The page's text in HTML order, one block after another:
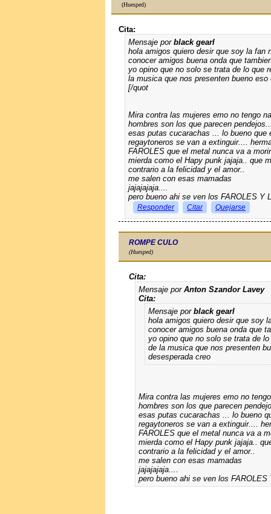
(Huesped)
Cita:
Mensaje por black gearl
hola amigos quiero desir que soy la fan
conocer amigos buena onda que
yo opino que no solo se trata de lo que
la musica que nos presenten bueno
[/quot
Mira contra las mujeres emo no tengo
hombres son los que parecen
esas putas cucarachas ... lo bueno
regaytoneros se van a extinguir....
FAROLES que el metal nunca va a
mierda como el Hapy punk jajaja.. que
contrario a la felicidad y el amor..
me salen con esas mamadas
jajajajaja....
pero bueno ahi se ven los FAROLES Y
Responder Citar Quejarse
ROMPE CULO
(Huesped)
Cita:
Mensaje por Anton Szandor Lavey
Cita:
Mensaje por black gearl
hola amigos quiero desir que soy
conocer amigos buena onda que
yo opino que no solo se trata de
de la musica que nos presenten
desesperada creo
Mira contra las mujeres emo no
hombres son los que parecen
esas putas cucarachas ... lo bueno
regaytoneros se van a extinguir....
FAROLES que el metal nunca va a
mierda como el Hapy punk jajaja..
contrario a la felicidad y el amor..
me salen con esas mamadas
jajajajaja....
pero bueno ahi se ven los